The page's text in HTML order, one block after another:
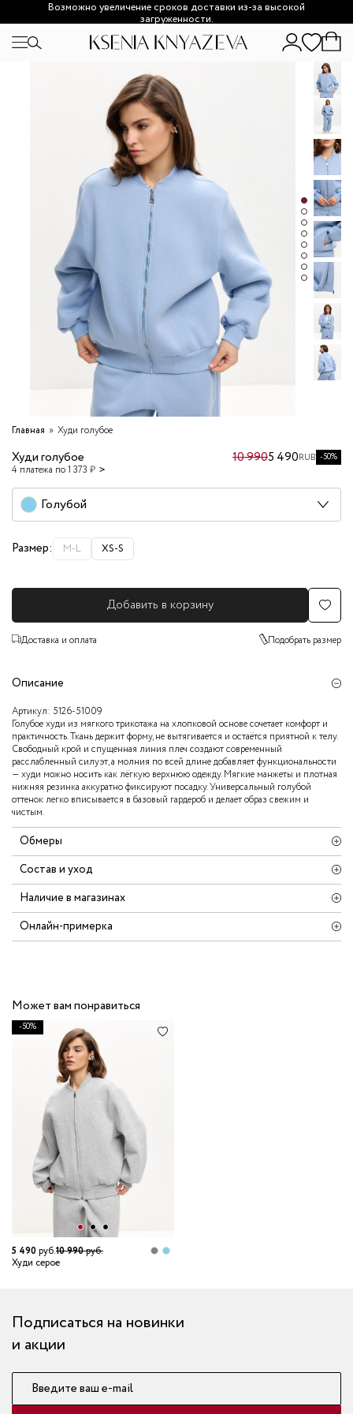
Возможно увеличение сроков доставки из-за высокой
загруженности.
Главная Худи голубое
Худи голубое
4 платежа по 1 373 ₽
10 9905 490RUB -50%
Голубой
Размер: M-L XS-S
Добавить в корзину
Доставка и оплата Подобрать размер
Описание
Артикул: 5126-51009
Голубое худи из мягкого трикотажа на хлопковой основе сочетает комфорт и
практичность. Ткань держит форму, не вытягивается и остаётся приятной к телу.
Свободный крой и спущенная линия плеч создают современный
расслабленный силуэт, а молния по всей длине добавляет функциональности
— худи можно носить как лёгкую верхнюю одежду. Мягкие манжеты и плотная
нижняя резинка аккуратно фиксируют посадку. Универсальный голубой
оттенок легко вписывается в базовый гардероб и делает образ свежим и
чистым.
Обмеры
Состав и уход
Наличие в магазинах
Онлайн-примерка
Может вам понравиться
-50%
5 490руб.10 990руб.
Худи серое
Подписаться на новинки
и акции
Введите ваш e-mail